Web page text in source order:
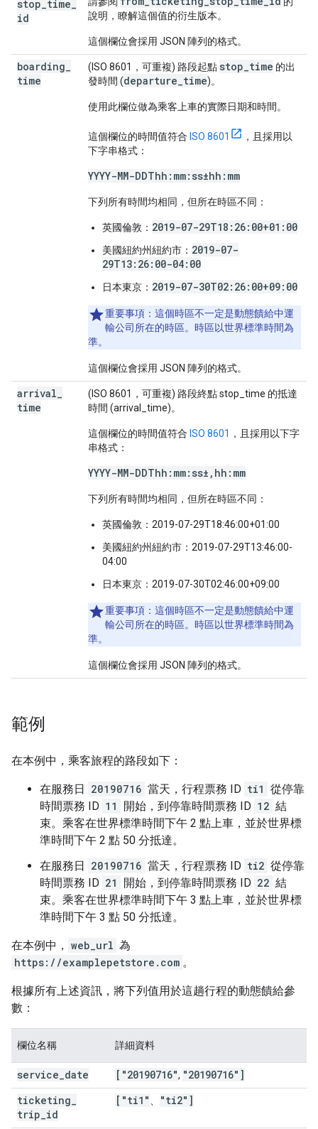
stop time
id
說明，瞭解這個值的衍生版本。
這個欄位會採用 JSON 陣列的格式。
boarding
time
(ISO 8601，可重複) 路段起點 stop_time 的出
發時間 (departure_time)。
使用此欄位做為乘客上車的實際日期和時間。
這個欄位的時間值符合 ISO 8601
，且採用以
下字串格式：
YYYY-MM-DDThh:mm:ss±hh:mm
下列所有時間均相同，但所在時區不同：
英國倫敦： 2019-07-29T18:26:00+01:00
美國紐約州紐約市： 2019-07-
29T13:26:00-04:00
日本東京： 2019-07-30T02:26:00+09:00
重要事項： 這個時區不一定是動態饋給中運
輸公司所在的時區。時區以世界標準時間為
準。
這個欄位會採用 JSON 陣列的格式。
arrival
time
(ISO 8601，可重複) 路段終點 stop_time 的抵達
時間 (arrival_time)。
這個欄位的時間值符合 ISO 8601 ，且採用以下字
串格式：
YYYY-MM-DDThh:mm:ss±,hh:mm
下列所有時間均相同，但所在時區不同：
英國倫敦：2019-07-29T18:46:00+01:00
美國紐約州紐約市：2019-07-29T13:46:00-
04:00
日本東京：2019-07-30T02:46:00+09:00
重要事項： 這個時區不一定是動態饋給中運
輸公司所在的時區。時區以世界標準時間為
準。
這個欄位會採用 JSON 陣列的格式。
範例
在本例中，乘客旅程的路段如下：
在服務日 20190716 當天，行程票務 ID ti1 從停靠
時間票務 ID 11 開始，到停靠時間票務 ID 12 結
束。乘客在世界標準時間下午 2 點上車，並於世界標
準時間下午 2 點 50 分抵達。
在服務日 20190716 當天，行程票務 ID ti2 從停靠
時間票務 ID 21 開始，到停靠時間票務 ID 22 結
束。乘客在世界標準時間下午 3 點上車，並於世界標
準時間下午 3 點 50 分抵達。
在本例中， web_url 為
https://examplepetstore.com 。
根據所有上述資訊，將下列值用於這趟行程的動態饋給參
數：
欄位名稱 詳細資料
service date ["20190716", "20190716"]
ticketing
trip id
["ti1" "ti2"]